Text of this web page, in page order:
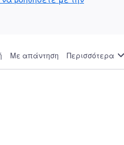
Με απάντηση Περισσότερα